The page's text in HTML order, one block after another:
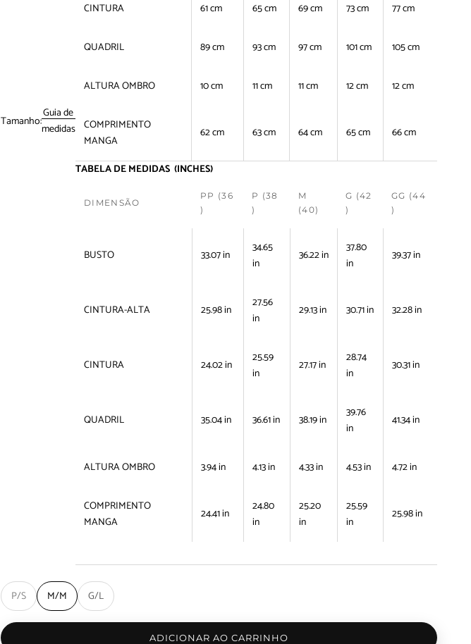
Tamanho:Guia de
medidas
CINTURA 61 cm 65 cm 69 cm 73 cm 77 cm
QUADRIL 89 cm 93 cm 97 cm 101 cm 105 cm
ALTURA OMBRO 10 cm 11 cm 11 cm 12 cm 12 cm
COMPRIMENTO
MANGA
62 cm 63 cm 64 cm 65 cm 66 cm
TABELA DE MEDIDAS (INCHES)
DIMENSÃO
PP (36
)
P (38
)
M
(40)
G (42
)
GG (44
)
BUSTO 33.07 in
34.65
in
36.22 in
37.80
in
39.37 in
CINTURA-ALTA 25.98 in
27.56
in
29.13 in 30.71 in 32.28 in
CINTURA 24.02 in
25.59
in
27.17 in
28.74
in
30.31 in
QUADRIL 35.04 in 36.61 in 38.19 in
39.76
in
41.34 in
ALTURA OMBRO 3.94 in 4.13 in 4.33 in 4.53 in 4.72 in
COMPRIMENTO
MANGA
24.41 in
24.80
in
25.20
in
25.59
in
25.98 in
P/S M/M G/L
ADICIONAR AO CARRINHO